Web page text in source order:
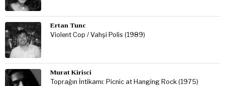
Ertan Tunc
Violent Cop / Vahşi Polis (1989)
Murat Kirisci
Toprağın İntikamı: Picnic at Hanging Rock (1975)